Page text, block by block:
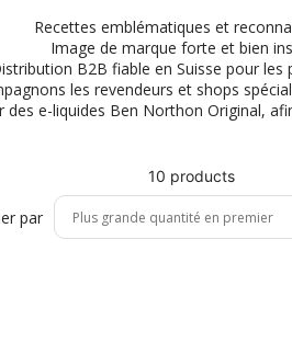
Recettes emblématiques et
Image de marque forte et bien
B2B fiable en Suisse pour les
les revendeurs et shops
e-liquides Ben Northon Original,
10 products
par